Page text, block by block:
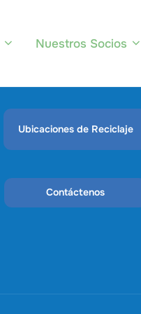
Nuestros Socios
Ubicaciones de Reciclaje
Contáctenos